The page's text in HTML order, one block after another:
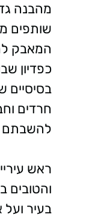
מהבנה
שותפים
המאבק
כפדיון
בסיסיים
חרדים
להשבתם
ראש
והטובים
בעיר ועל